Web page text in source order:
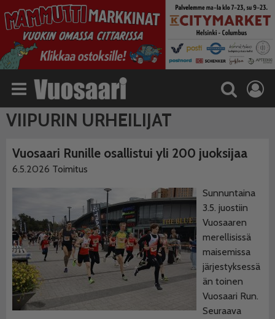
VIIPURIN URHEILIJAT
Vuosaari Runille osallistui yli 200 juoksijaa
6.5.2026 Toimitus
Sunnuntaina
3.5. juostiin
Vuosaaren
merellisissä
maisemissa
järjestyksessä
än toinen
Vuosaari Run.
Seuraava